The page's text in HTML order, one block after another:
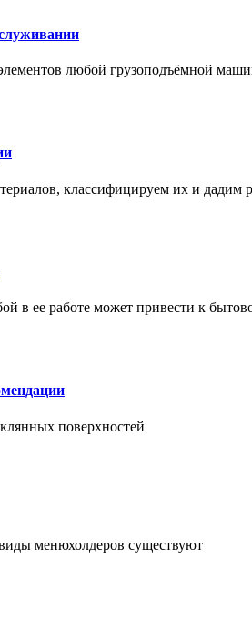
любой грузоподъёмной
классифицируем их и
в ее работе может привести к
поверхностей
менюхолдеров существуют